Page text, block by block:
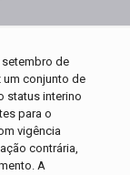
setembro de
um conjunto de
status interino
para o
vigência
contrária,
A